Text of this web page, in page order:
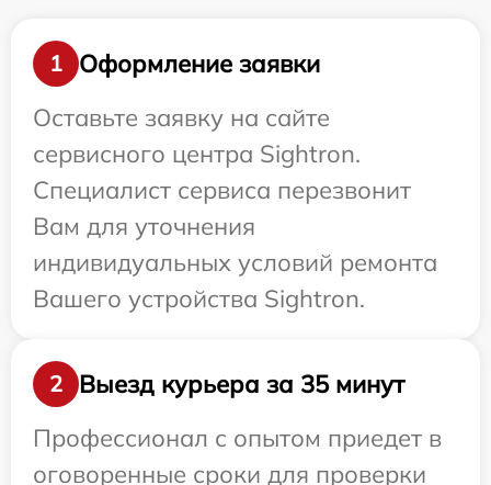
1
Оформление заявки
Оставьте заявку на сайте
сервисного центра Sightron.
Специалист сервиса перезвонит
Вам для уточнения
индивидуальных условий ремонта
Вашего устройства Sightron.
2
Выезд курьера за 35 минут
Профессионал с опытом приедет в
оговоренные сроки для проверки